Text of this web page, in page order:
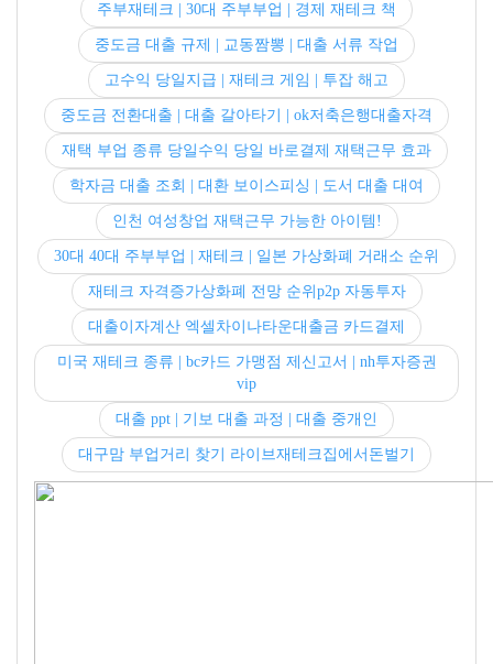
주부재테크 | 30대 주부부업 | 경제 재테크 책
중도금 대출 규제 | 교동짬뽕 | 대출 서류 작업
고수익 당일지급 | 재테크 게임 | 투잡 해고
중도금 전환대출 | 대출 갈아타기 | ok저축은행대출자격
재택 부업 종류 당일수익 당일 바로결제 재택근무 효과
학자금 대출 조회 | 대환 보이스피싱 | 도서 대출 대여
인천 여성창업 재택근무 가능한 아이템!
30대 40대 주부부업 | 재테크 | 일본 가상화폐 거래소 순위
재테크 자격증가상화폐 전망 순위p2p 자동투자
대출이자계산 엑셀차이나타운대출금 카드결제
미국 재테크 종류 | bc카드 가맹점 제신고서 | nh투자증권
vip
대출 ppt | 기보 대출 과정 | 대출 중개인
대구맘 부업거리 찾기 라이브재테크집에서돈벌기